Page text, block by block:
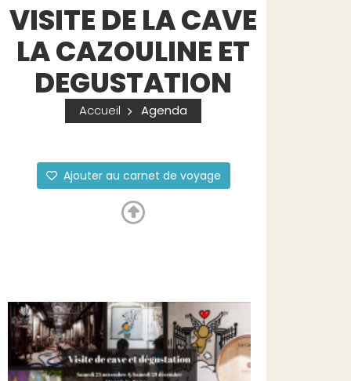
VISITE DE LA CAVE
LA CAZOULINE ET
DEGUSTATION
Accueil Agenda
Ajouter au carnet de voyage